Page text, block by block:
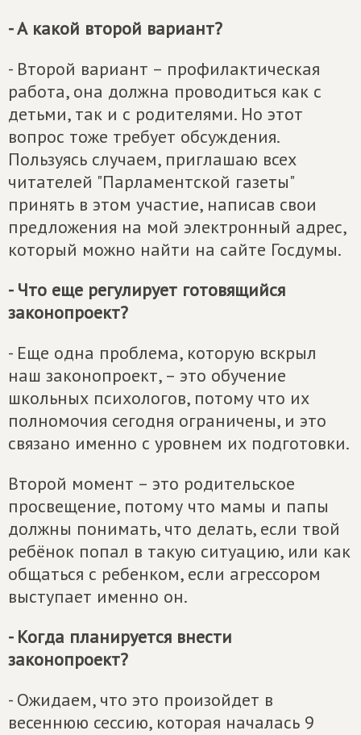
- А какой второй вариант?
- Второй вариант – профилактическая
работа, она должна проводиться как с
детьми, так и с родителями. Но этот
вопрос тоже требует обсуждения.
Пользуясь случаем, приглашаю всех
читателей "Парламентской газеты"
принять в этом участие, написав свои
предложения на мой электронный адрес,
который можно найти на сайте Госдумы.
- Что еще регулирует готовящийся
законопроект?
- Еще одна проблема, которую вскрыл
наш законопроект, – это обучение
школьных психологов, потому что их
полномочия сегодня ограничены, и это
связано именно с уровнем их подготовки.
Второй момент – это родительское
просвещение, потому что мамы и папы
должны понимать, что делать, если твой
ребёнок попал в такую ситуацию, или как
общаться с ребенком, если агрессором
выступает именно он.
- Когда планируется внести
законопроект?
- Ожидаем, что это произойдет в
весеннюю сессию, которая началась 9